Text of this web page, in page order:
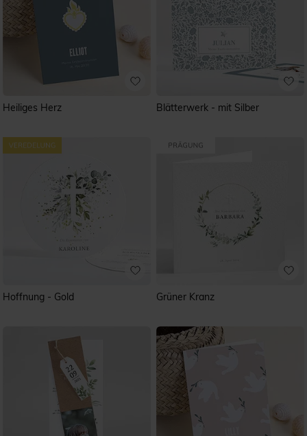
Heiliges Herz Blätterwerk - mit Silber
Hoffnung - Gold Grüner Kranz